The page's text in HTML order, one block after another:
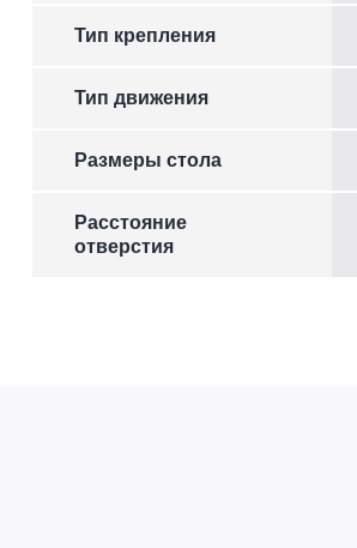
Тип крепления
Тип движения
Размеры стола
Расстояние
отверстия